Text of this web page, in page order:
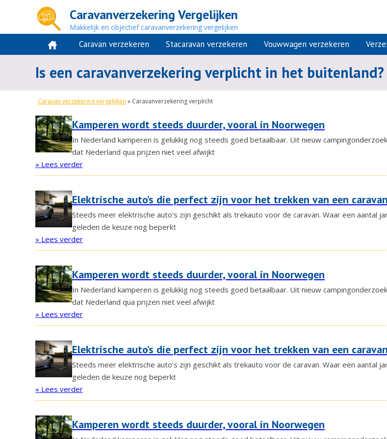
Caravanverzekering Vergelijken
Makkelijk en objectief caravanverzekering vergelijken
Caravan verzekeren Stacaravan verzekeren Vouwwagen verzekeren
Is een caravanverzekering verplicht in het buitenland?
Caravan verzekering vergelijken » Caravanverzekering verplicht
Kamperen wordt steeds duurder, vooral in Noorwegen
In Nederland kamperen is gelukkig nog steeds goed betaalbaar. Uit nieuw
dat Nederland qua prijzen niet veel afwijkt
» Lees verder
Elektrische auto’s die perfect zijn voor het trekken van een caravan
Steeds meer elektrische auto’s zijn geschikt als trekauto voor de caravan. Waar een aantal
geleden de keuze nog beperkt
» Lees verder
Kamperen wordt steeds duurder, vooral in Noorwegen
In Nederland kamperen is gelukkig nog steeds goed betaalbaar. Uit nieuw
dat Nederland qua prijzen niet veel afwijkt
» Lees verder
Elektrische auto’s die perfect zijn voor het trekken van een caravan
Steeds meer elektrische auto’s zijn geschikt als trekauto voor de caravan. Waar een aantal
geleden de keuze nog beperkt
» Lees verder
Kamperen wordt steeds duurder, vooral in Noorwegen